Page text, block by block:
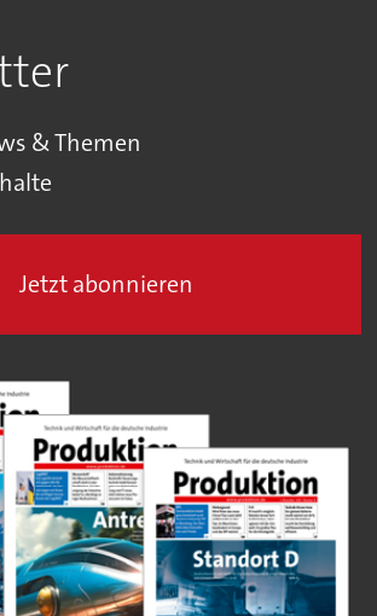
& Themen
Jetzt abonnieren